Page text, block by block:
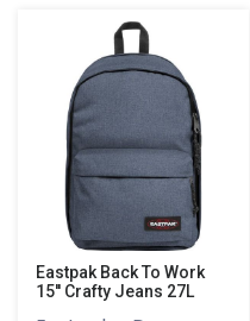
Eastpak Back To Work
15'' Crafty Jeans 27L